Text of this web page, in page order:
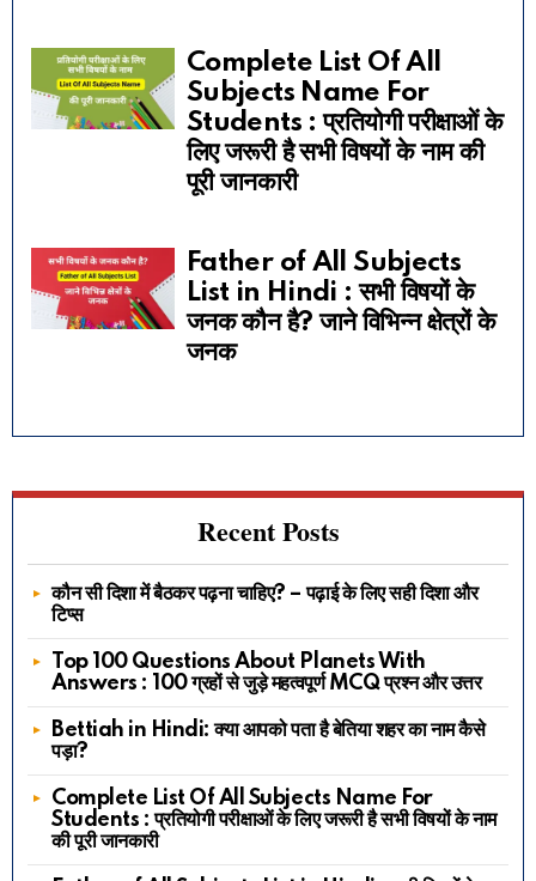
Complete List Of All
Subjects Name For
Students : प्रतियोगी परीक्षाओं के
लिए जरूरी है सभी विषयों के नाम की
पूरी जानकारी
Father of All Subjects
List in Hindi : सभी विषयों के
जनक कौन है? जाने विभिन्न क्षेत्रों के
जनक
Recent Posts
कौन सी दिशा में बैठकर पढ़ना चाहिए? – पढ़ाई के लिए सही दिशा और
टिप्स
Top 100 Questions About Planets With
Answers : 100 ग्रहों से जुड़े महत्वपूर्ण MCQ प्रश्न और उत्तर
Bettiah in Hindi: क्या आपको पता है बेतिया शहर का नाम कैसे
पड़ा?
Complete List Of All Subjects Name For
Students : प्रतियोगी परीक्षाओं के लिए जरूरी है सभी विषयों के नाम
की पूरी जानकारी